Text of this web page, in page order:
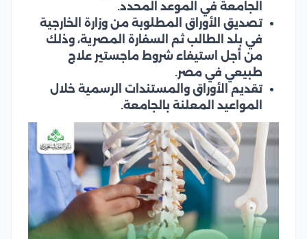
الجامعة في الموعد المحدد.
تصديق الأوراق المطلوبة من وزارة الخارجية
في بلد الطالب ثم السفارة المصرية، وذلك
من أجل استيفاء شروط ماجستير علاج
طبيعي في مصر.
تقديم الأوراق والمستندات الرسمية خلال
المواعيد المعلنة بالجامعة.